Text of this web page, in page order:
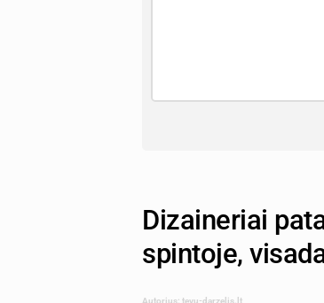
Dizaineriai
spintoje,
Autorius: tevu-darzelis.lt